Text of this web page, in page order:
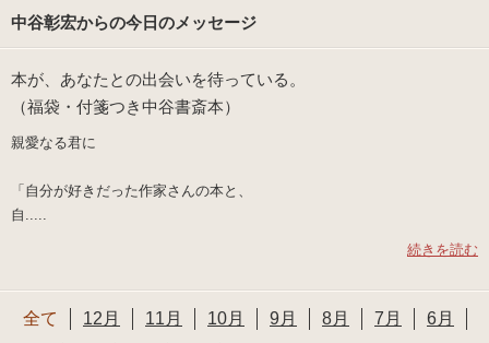
中谷彰宏からの今日のメッセージ
本が、あなたとの出会いを待っている。
（福袋・付箋つき中谷書斎本）
親愛なる君に
「自分が好きだった作家さんの本と、
自.....
続きを読む
全て 12月 11月 10月 9月 8月 7月
6月